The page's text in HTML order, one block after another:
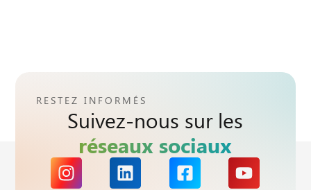
RESTEZ INFORMÉS
Suivez-nous sur les
réseaux sociaux